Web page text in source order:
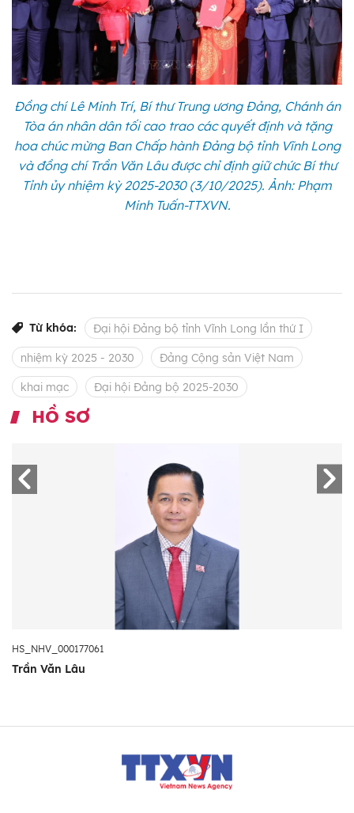
Đồng chí Lê Minh Trí, Bí thư Trung ương Đảng, Chánh án
Tòa án nhân dân tối cao trao các quyết định và tặng
hoa chúc mừng Ban Chấp hành Đảng bộ tỉnh Vĩnh Long
và đồng chí Trần Văn Lâu được chỉ định giữ chức Bí thư
Tỉnh ủy nhiệm kỳ 2025-2030 (3/10/2025). Ảnh: Phạm
Minh Tuấn-TTXVN.
Từ khóa: Đại hội Đảng bộ tỉnh Vĩnh Long lần thứ I
nhiệm kỳ 2025 - 2030 Đảng Cộng sản Việt Nam
khai mạc Đại hội Đảng bộ 2025-2030
HỒ SƠ
HS_NHV_000177061
Trần Văn Lâu